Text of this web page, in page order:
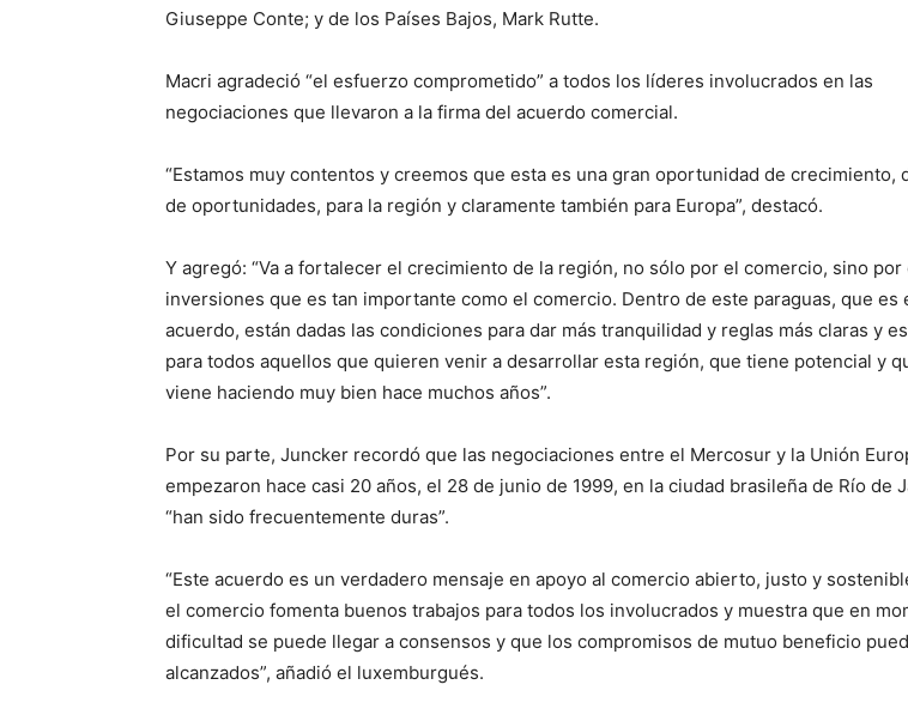
Giuseppe Conte; y de los Países Bajos, Mark Rutte.
Macri agradeció “el esfuerzo comprometido” a todos los líderes involucrados en las
negociaciones que llevaron a la firma del acuerdo comercial.
“Estamos muy contentos y creemos que esta es una gran oportunidad de crecimiento,
de oportunidades, para la región y claramente también para Europa”, destacó.
Y agregó: “Va a fortalecer el crecimiento de la región, no sólo por el comercio, sino
inversiones que es tan importante como el comercio. Dentro de este paraguas, que es
acuerdo, están dadas las condiciones para dar más tranquilidad y reglas más claras y
para todos aquellos que quieren venir a desarrollar esta región, que tiene potencial y
viene haciendo muy bien hace muchos años”.
Por su parte, Juncker recordó que las negociaciones entre el Mercosur y la Unión
empezaron hace casi 20 años, el 28 de junio de 1999, en la ciudad brasileña de Río de
“han sido frecuentemente duras”.
“Este acuerdo es un verdadero mensaje en apoyo al comercio abierto, justo y
el comercio fomenta buenos trabajos para todos los involucrados y muestra que en
dificultad se puede llegar a consensos y que los compromisos de mutuo beneficio
alcanzados”, añadió el luxemburgués.